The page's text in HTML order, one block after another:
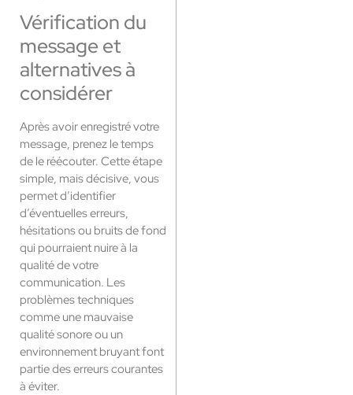
Vérification du
message et
alternatives à
considérer
Après avoir enregistré votre
message, prenez le temps
de le réécouter. Cette étape
simple, mais décisive, vous
permet d’identifier
d’éventuelles erreurs,
hésitations ou bruits de fond
qui pourraient nuire à la
qualité de votre
communication. Les
problèmes techniques
comme une mauvaise
qualité sonore ou un
environnement bruyant font
partie des erreurs courantes
à éviter.